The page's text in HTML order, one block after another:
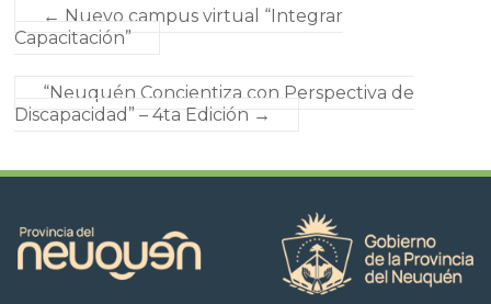
← Nuevo campus virtual “Integrar
Capacitación”
“Neuquén Concientiza con Perspectiva de
Discapacidad” – 4ta Edición →